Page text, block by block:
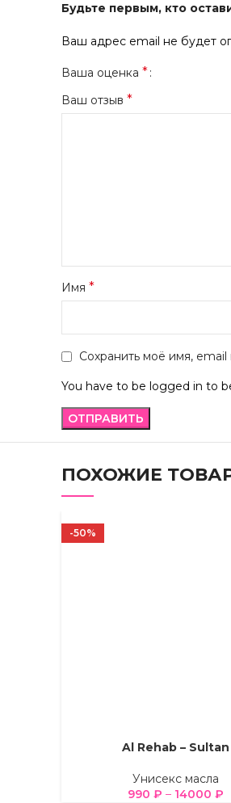
Будьте первым, кто
Ваш адрес email не будет
Ваша оценка *
Ваш отзыв *
Имя *
Сохранить моё имя,
You have to be logged in to
ПОХОЖИЕ
-50%
ВЫБЕРИТЕ ПАРАМЕТРЫ
Al Rehab – Sultan
Унисекс масла
990 ₽ – 14000 ₽